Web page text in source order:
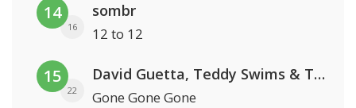
14
16
sombr
12 to 12
15
22
David Guetta, Teddy Swims & Tones And I
Gone Gone Gone